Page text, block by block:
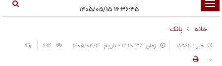
تغییر
وضعیت
ناوبری
۱۶:۳۶:۳۵ ۱۴۰۵/۰۵/۱۵
خانه
بانک
کد خبر : 185611 زمان: ۱۲:۲۰:۳۶ - تاریخ: ۱۴۰۵/۰۴/۱۴
0